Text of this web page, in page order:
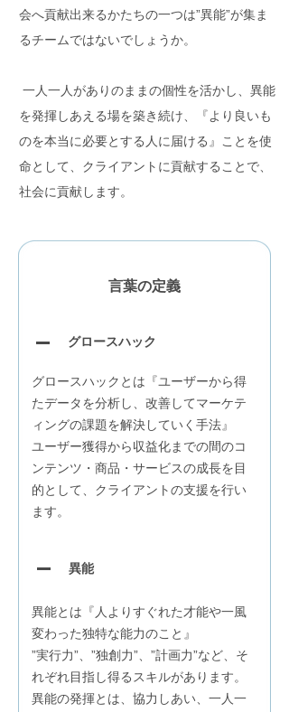
会へ貢献出来るかたちの一つは”異能”が集ま
るチームではないでしょうか。
一人一人がありのままの個性を活かし、異能
を発揮しあえる場を築き続け、『より良いも
のを本当に必要とする人に届ける』ことを使
命として、クライアントに貢献することで、
社会に貢献します。
言葉の定義​
グロースハックとは『ユーザーから得
たデータを分析し、改善してマーケテ
ィングの課題を解決していく手法』
ユーザー獲得から収益化までの間のコ
ンテンツ・商品・サービスの成長を目
的として、クライアントの支援を行い
ます。
グロースハック
異能
異能とは『人よりすぐれた才能や一風
変わった独特な能力のこと』
”実行力”、”独創力”、”計画力”など、そ
れぞれ目指し得るスキルがあります。
異能の発揮とは、協力しあい、一人一